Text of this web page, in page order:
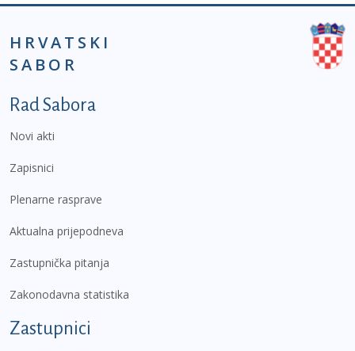
HRVATSKI
SABOR
Podnožje prvi izbornik
Rad Sabora
Novi akti
Zapisnici
Plenarne rasprave
Aktualna prijepodneva
Zastupnička pitanja
Zakonodavna statistika
Zastupnici